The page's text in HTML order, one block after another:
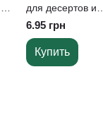
для десертов и
закусок
120 мл, PS
6.95 грн
Купить